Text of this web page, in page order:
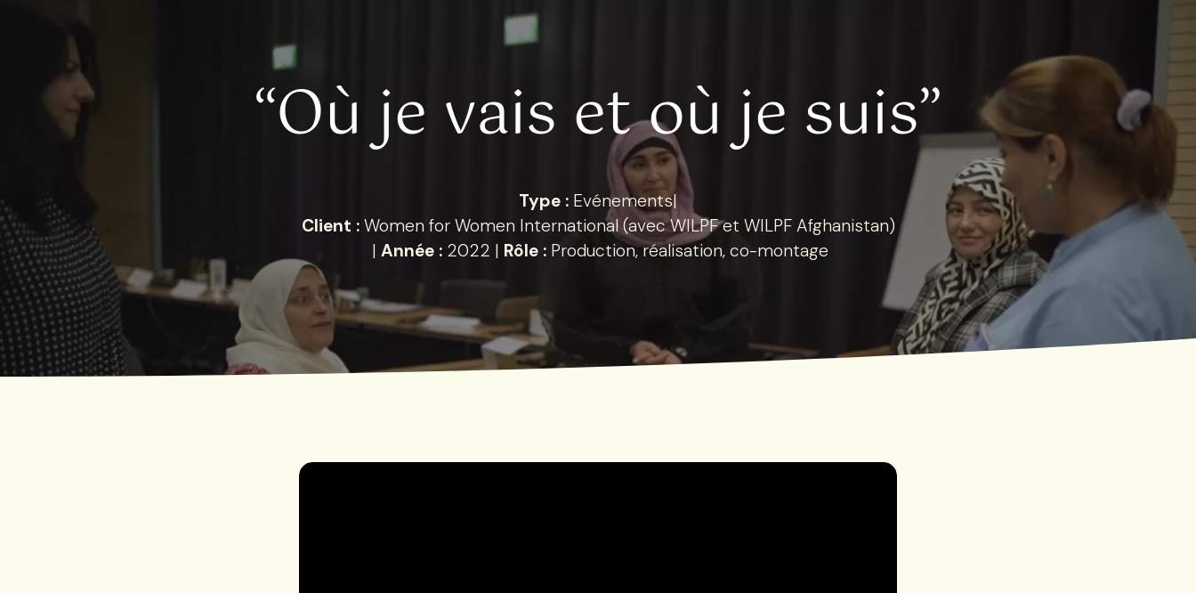
“Où je vais et où je suis”
Type : Evénements|
Client : Women for Women International (avec WILPF et WILPF Afghanistan)
| Année : 2022 | Rôle : Production, réalisation, co-montage